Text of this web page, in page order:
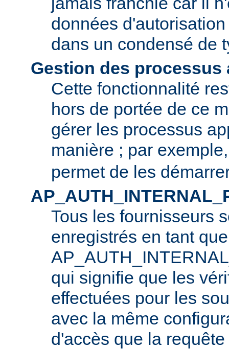
données
dans un condensé de
Gestion des processus
Cette fonctionnalité
hors de portée de ce
gérer les processus
manière ; par
permet de les
Tous les fournisseurs
enregistrés en tant que
qui signifie que les
effectuées pour les
avec la même
d'accès que la